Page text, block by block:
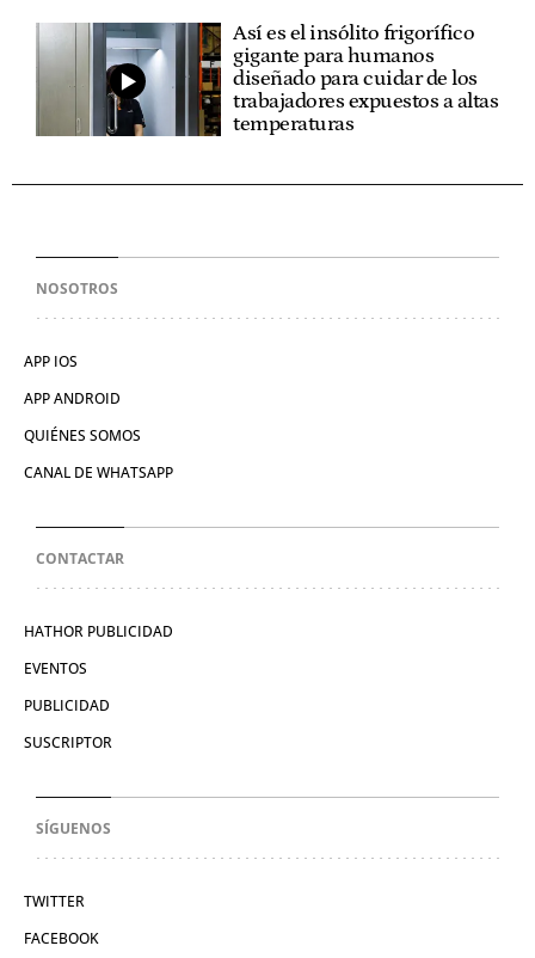
Así es el insólito frigorífico
gigante para humanos
diseñado para cuidar de los
trabajadores expuestos a altas
temperaturas
NOSOTROS
APP IOS
APP ANDROID
QUIÉNES SOMOS
CANAL DE WHATSAPP
CONTACTAR
HATHOR PUBLICIDAD
EVENTOS
PUBLICIDAD
SUSCRIPTOR
SÍGUENOS
TWITTER
FACEBOOK